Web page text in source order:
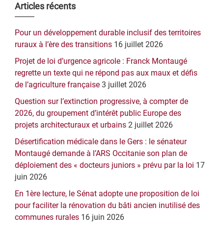
Barre
latérale
principale
Articles récents
Pour un développement durable inclusif des territoires
ruraux à l’ère des transitions 16 juillet 2026
Projet de loi d’urgence agricole : Franck Montaugé
regrette un texte qui ne répond pas aux maux et défis
de l’agriculture française 3 juillet 2026
Question sur l’extinction progressive, à compter de
2026, du groupement d’intérêt public Europe des
projets architecturaux et urbains 2 juillet 2026
Désertification médicale dans le Gers : le sénateur
Montaugé demande à l’ARS Occitanie son plan de
déploiement des « docteurs juniors » prévu par la loi 17
juin 2026
En 1ère lecture, le Sénat adopte une proposition de loi
pour faciliter la rénovation du bâti ancien inutilisé des
communes rurales 16 juin 2026